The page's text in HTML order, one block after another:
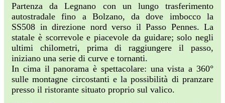
Partenza da Legnano con un lungo trasferimento
autostradale fino a Bolzano, da dove imbocco la
SS508 in direzione nord verso il Passo Pennes. La
statale è scorrevole e piacevole da guidare; solo negli
ultimi chilometri, prima di raggiungere il passo,
iniziano una serie di curve e tornanti.
In cima il panorama è spettacolare: una vista a 360°
sulle montagne circostanti e la possibilità di pranzare
presso il ristorante situato proprio sul valico.